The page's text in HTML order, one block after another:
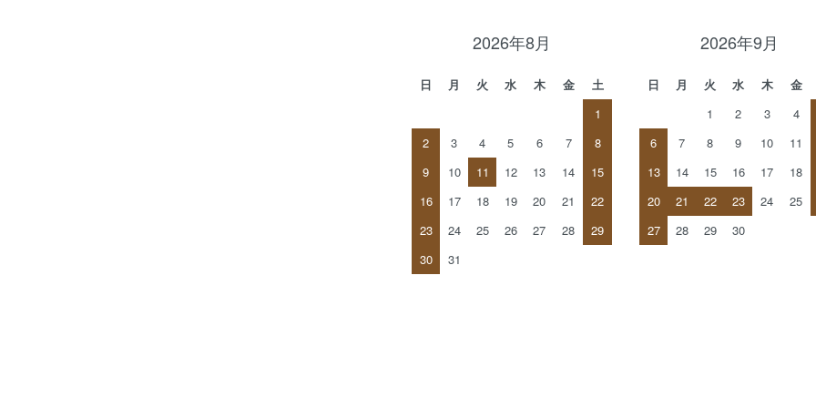
2026年8月
日 月 火 水 木 金
土
1
2
3 4 5 6 7
8
9
10 11 12 13 14
15
16
17 18 19 20 21
22
23
24 25 26 27 28
29
30
31
2026年9月
日 月 火 水 木 金
1
2 3 4
6
7 8 9 10 11
13
14 15 16 17 18
20
21 22 23 24 25
27
28 29 30